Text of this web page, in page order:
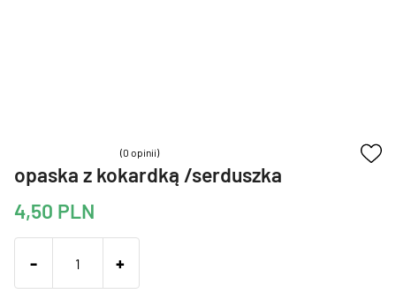
(0 opinii)
opaska z kokardką /serduszka
4,50 PLN
- +